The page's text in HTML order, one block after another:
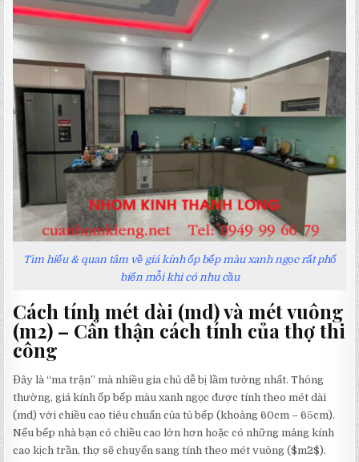
Tìm hiểu & quan tâm về giá kính ốp bếp màu xanh ngọc rất phổ
biến mỗi khi có nhu cầu
Cách tính mét dài (md) và mét vuông
(m2) – Cẩn thận cách tính của thợ thi
công
Đây là “ma trận” mà nhiều gia chủ dễ bị lầm tưởng nhất. Thông
thường, giá kính ốp bếp màu xanh ngọc được tính theo mét dài
(md) với chiều cao tiêu chuẩn của tủ bếp (khoảng 60cm – 65cm).
Nếu bếp nhà bạn có chiều cao lớn hơn hoặc có những mảng kính
cao kịch trần, thợ sẽ chuyển sang tính theo mét vuông ($m^2$).